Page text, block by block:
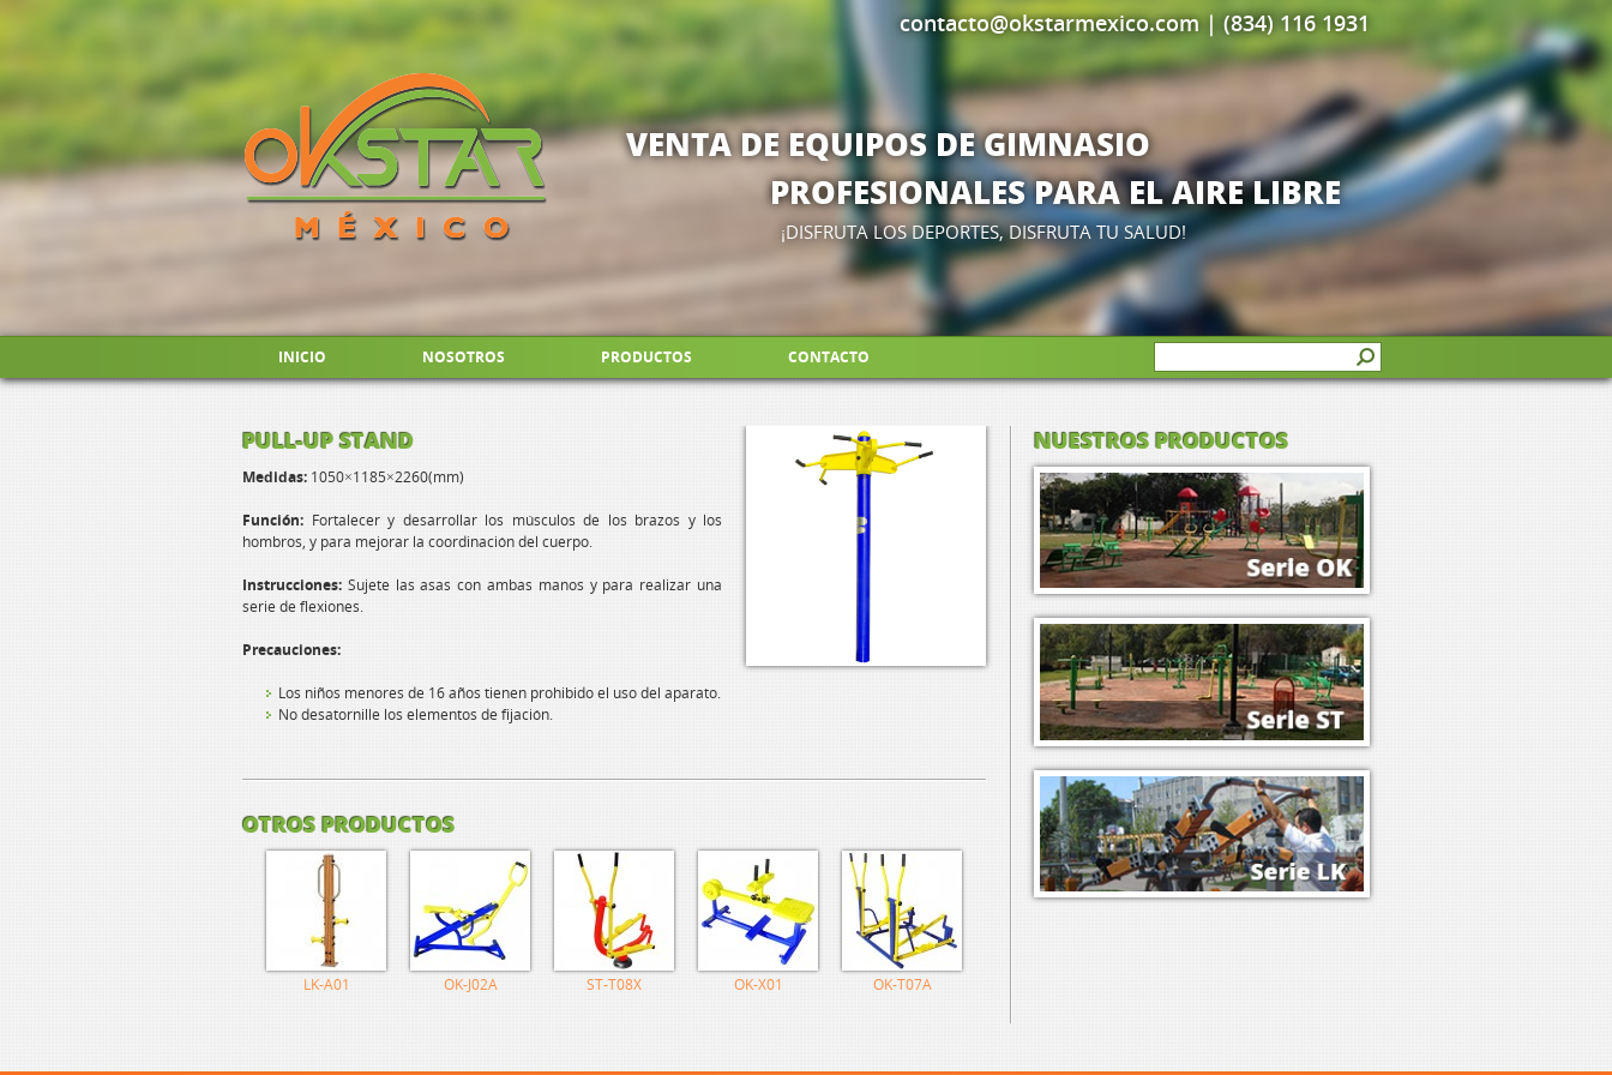
contacto@okstarmexico.com| (834) 116 1931
VENTA DE EQUIPOS DE GIMNASIO
PROFESIONALES PARA EL AIRE LIBRE
¡DISFRUTA LOS DEPORTES, DISFRUTA TU SALUD!
INICIO NOSOTROS PRODUCTOS CONTACTO
PULL-UP STAND
Medidas: 1050×1185×2260(mm)
Función: Fortalecer y desarrollar los músculos de los brazos y los
hombros, y para mejorar la coordinación del cuerpo.
Instrucciones: Sujete las asas con ambas manos y para realizar una
serie de flexiones.
Precauciones:
Los niños menores de 16 años tienen prohibido el uso del aparato.
No desatornille los elementos de fijación.
OTROS PRODUCTOS
LK-A01 OK-J02A ST-T08X OK-X01 OK-T07A
NUESTROS PRODUCTOS